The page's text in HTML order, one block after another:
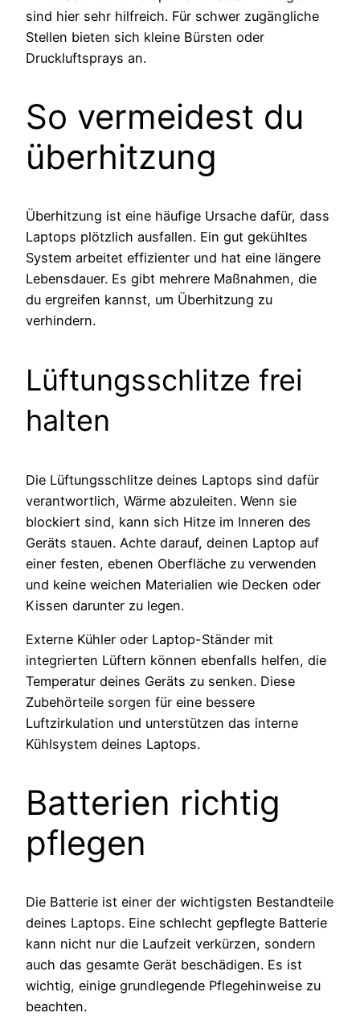
sind hier sehr hilfreich. Für schwer zugängliche
Stellen bieten sich kleine Bürsten oder
Druckluftsprays an.
So vermeidest du
überhitzung
Überhitzung ist eine häufige Ursache dafür, dass
Laptops plötzlich ausfallen. Ein gut gekühltes
System arbeitet effizienter und hat eine längere
Lebensdauer. Es gibt mehrere Maßnahmen, die
du ergreifen kannst, um Überhitzung zu
verhindern.
Lüftungsschlitze frei
halten
Die Lüftungsschlitze deines Laptops sind dafür
verantwortlich, Wärme abzuleiten. Wenn sie
blockiert sind, kann sich Hitze im Inneren des
Geräts stauen. Achte darauf, deinen Laptop auf
einer festen, ebenen Oberfläche zu verwenden
und keine weichen Materialien wie Decken oder
Kissen darunter zu legen.
Externe Kühler oder Laptop-Ständer mit
integrierten Lüftern können ebenfalls helfen, die
Temperatur deines Geräts zu senken. Diese
Zubehörteile sorgen für eine bessere
Luftzirkulation und unterstützen das interne
Kühlsystem deines Laptops.
Batterien richtig
pflegen
Die Batterie ist einer der wichtigsten Bestandteile
deines Laptops. Eine schlecht gepflegte Batterie
kann nicht nur die Laufzeit verkürzen, sondern
auch das gesamte Gerät beschädigen. Es ist
wichtig, einige grundlegende Pflegehinweise zu
beachten.